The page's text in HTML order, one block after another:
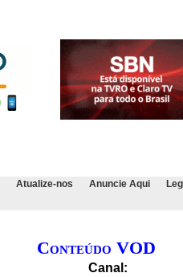
Atualize-nos Anuncie Aqui
Conteúdo VOD
Canal: